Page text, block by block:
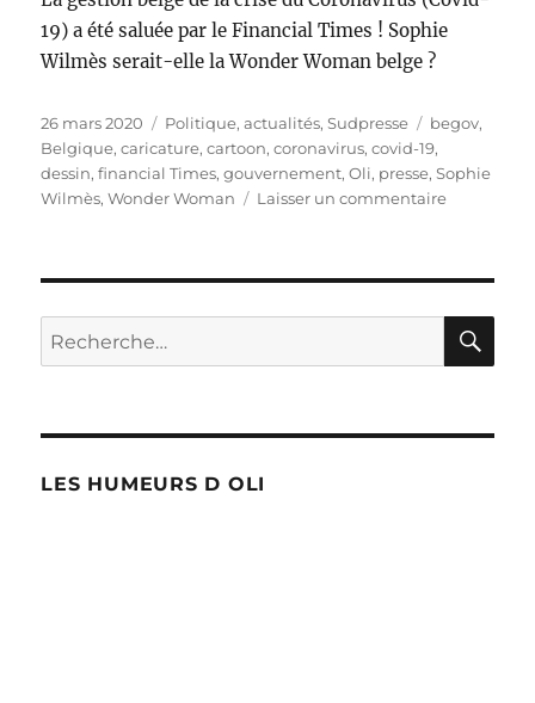
19) a été saluée par le Financial Times ! Sophie
Wilmès serait-elle la Wonder Woman belge ?
Publié
le
26 mars 2020 Catégories
Politique, actualités,Sudpresse Étiquettes
begov,
Belgique,caricature,cartoon,coronavirus,covid-19,
dessin,financial Times,gouvernement,Oli, presse,Sophie
Wilmès,Wonder Woman Laisser un commentairesur
Recherche
pour :
LES HUMEURS D OLI